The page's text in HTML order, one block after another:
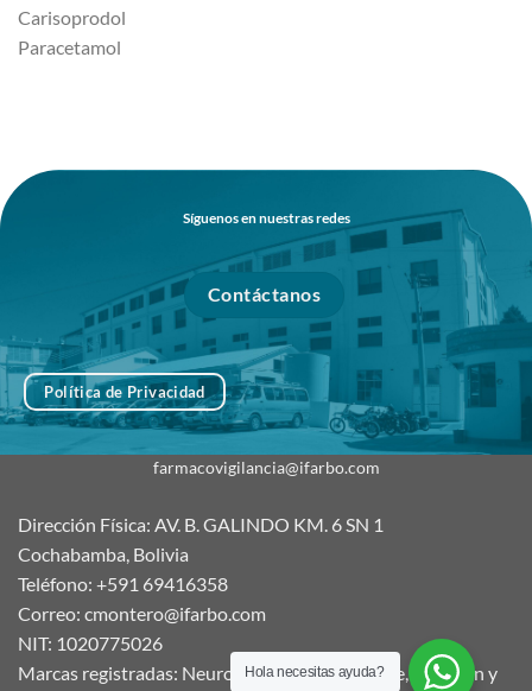
Carisoprodol
Paracetamol
Síguenos en nuestras redes
Contáctanos
Política de Privacidad
farmacovigilancia@ifarbo.com
Dirección Física: AV. B. GALINDO KM. 6 SN 1
Cochabamba, Bolivia
Teléfono: +591 69416358
Correo: cmontero@ifarbo.com
NIT: 1020775026
Marcas registradas: Neurocerebrin, Ifarborange, Nutritón y
Hola necesitas ayuda?